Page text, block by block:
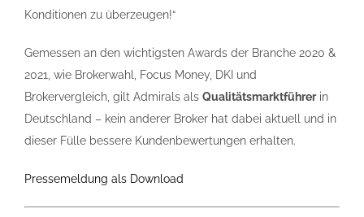
Konditionen zu überzeugen!“
Gemessen an den wichtigsten Awards der Branche 2020 &
2021, wie Brokerwahl, Focus Money, DKI und
Brokervergleich, gilt Admirals als Qualitätsmarktführerin
Deutschland – kein anderer Broker hat dabei aktuell und in
dieser Fülle bessere Kundenbewertungen erhalten.
Pressemeldung als Download